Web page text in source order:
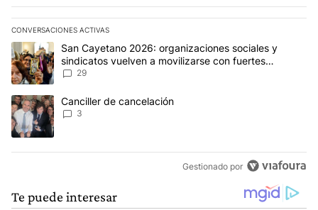
CONVERSACIONES ACTIVAS
Este listado muestra los artículos con más comentarios en los
Un artículo de tendencia con el título "San Cayetano 2026:
San Cayetano 2026: organizaciones sociales y
sindicatos vuelven a movilizarse con fuertes
reclamos al Gobierno
29
Un artículo de tendencia con el título "Canciller de cancelación"
Canciller de cancelación
3
Gestionado por